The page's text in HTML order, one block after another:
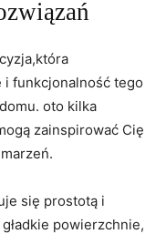
funkcjonalność ‍tego
‌oto kilka
zainspirować Cię
się prostotą i
powierzchnie,